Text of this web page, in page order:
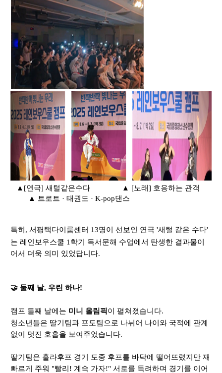
▲ [연극]새털같은수다 ▲ [노래] 호응하는 관객
▲ 트로트 ·태권도 · K-pop댄스
특히 ,서평택다이룸센터 13명이 선보인 연극'새털 같은 수다'
는레인보우스쿨 1 학기 독서문해 수업에서 탄생한 결과물이
어서 더욱 의미 있었답니다.
🤝 둘째 날, 우린 하나!
캠프 둘째 날에는 미니 올림픽이 펼쳐졌습니다.
청소년들은 딸기팀과 포도팀으로 나뉘어 나이와 국적에 관계
없이 멋진 호흡을 보여주었습니다.
딸기팀은 훌라후프 경기 도중 후프를 바닥에 떨어뜨렸지만 재
빠르게 주워 "빨리! 계속 가자!" 서로를 독려하며 경기를 이어